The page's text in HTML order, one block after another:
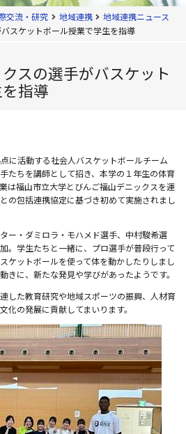
交流・研究 地域連携
地域連携ニュース
スケットボール授業で学生を指導
スの選手がバスケット
指導
に活動する社会人バスケットボールチーム
たちを講師として招き、本学の１年生の体育
は福山市立大学とびんご福山デニックスを運
の包括連携協定に基づき初めて実施されまし
ー・ダミロラ・モハメド選手、中村駿希選
。学生たちと一緒に、プロ選手が普段行って
ケットボールを使って体を動かしたりしまし
きに、新たな発見や学びがあったようです。
した教育研究や地域スポーツの振興、人材育
化の発展に貢献してまいります。